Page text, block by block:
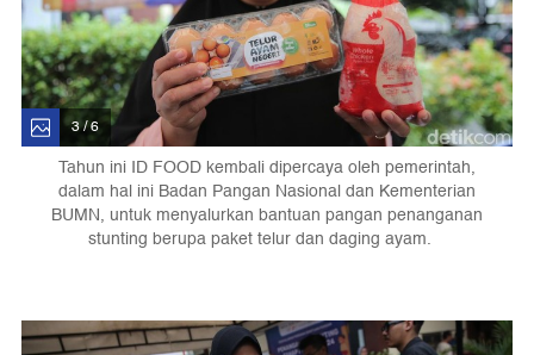
3 / 6
Tahun ini ID FOOD kembali dipercaya oleh pemerintah,
dalam hal ini Badan Pangan Nasional dan Kementerian
BUMN, untuk menyalurkan bantuan pangan penanganan
stunting berupa paket telur dan daging ayam.